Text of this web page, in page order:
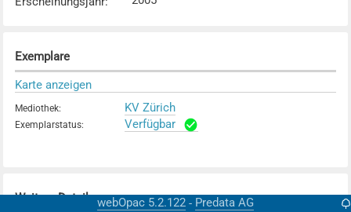
Exemplare
Karte anzeigen
Mediothek: KV Zürich
Exemplarstatus: Verfügbar
Weitere DetailswebOpac 5.2.122 - Predata AG